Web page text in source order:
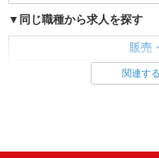
同じ職種から求人を探す
販売
英語が活かせる
関連す